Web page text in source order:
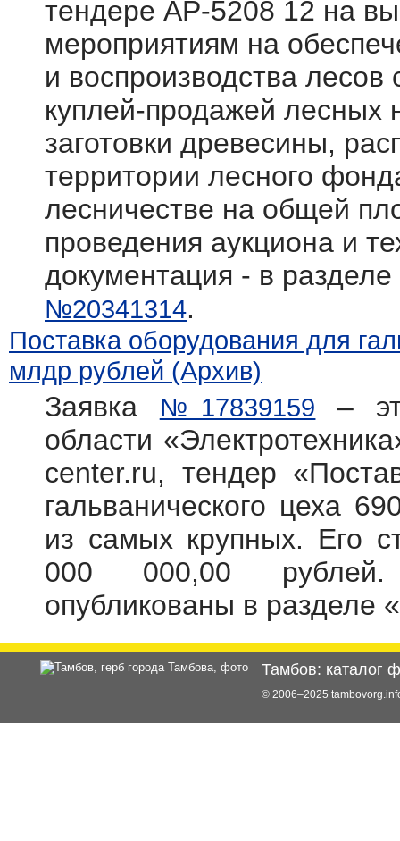
тендере АР-5208 12 на
мероприятиям на
и воспроизводства
куплей-продажей лесных
заготовки древесины,
территории лесного
лесничестве на общей
проведения аукциона и
документация - в
№20341314.
Поставка оборудования для
млдр рублей (Архив)
Заявка №17839159 –
области
center.ru, тендер
гальванического цеха
из самых крупных. Его
000 000,00 рублей.
опубликованы в разделе
Тамбов: каталог
© 2006–2025